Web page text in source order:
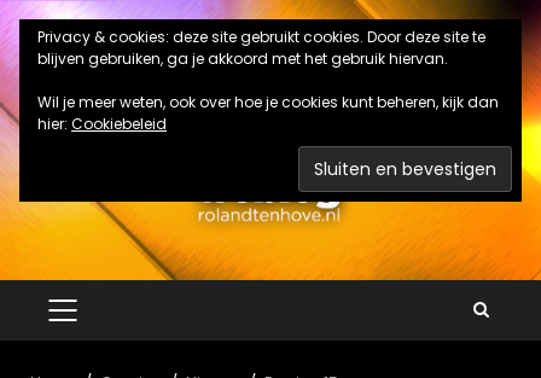
Ga
naar
de
inhoud
PRIMAIR
MENU
Privacy & cookies: deze site gebruikt cookies. Door deze site te
blijven gebruiken, ga je akkoord met het gebruik hiervan.
Wil je meer weten, ook over hoe je cookies kunt beheren, kijk dan
hier: Cookiebeleid